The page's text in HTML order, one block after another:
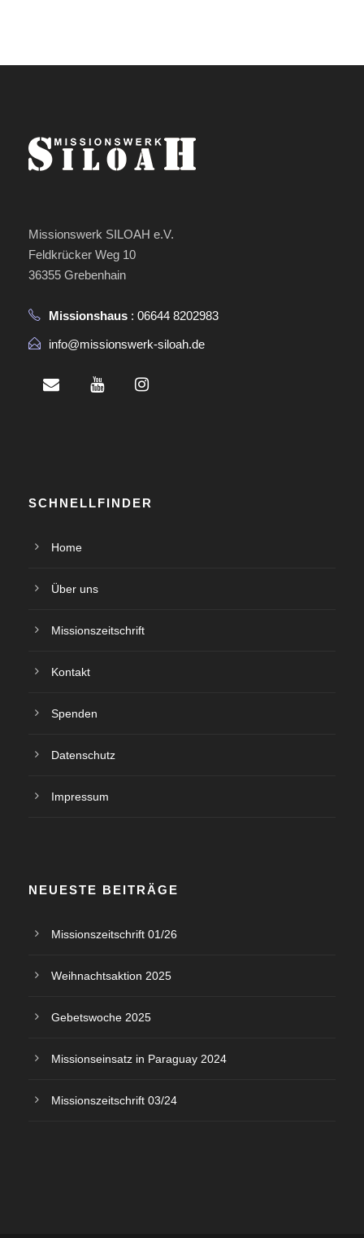
Missionswerk SILOAH e.V.
Feldkrücker Weg 10
36355 Grebenhain
Missionshaus : 06644 8202983
info@missionswerk-siloah.de
SCHNELLFINDER
Home
Über uns
Missionszeitschrift
Kontakt
Spenden
Datenschutz
Impressum
NEUESTE BEITRÄGE
Missionszeitschrift 01/26
Weihnachtsaktion 2025
Gebetswoche 2025
Missionseinsatz in Paraguay 2024
Missionszeitschrift 03/24